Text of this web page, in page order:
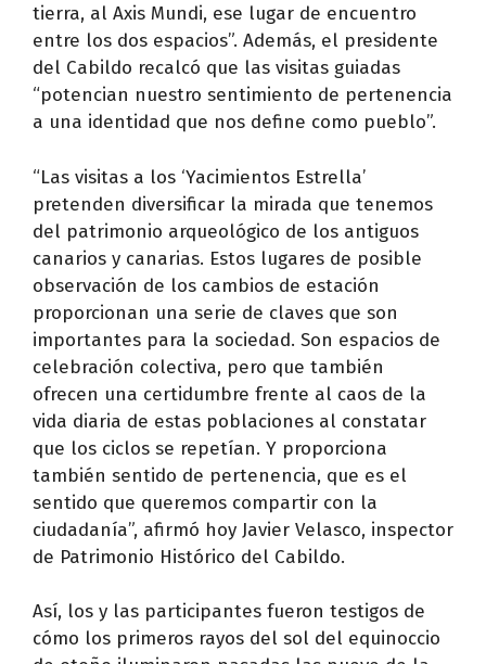
tierra, al Axis Mundi, ese lugar de encuentro
entre los dos espacios”. Además, el presidente
del Cabildo recalcó que las visitas guiadas
“potencian nuestro sentimiento de pertenencia
a una identidad que nos define como pueblo”.
“Las visitas a los ‘Yacimientos Estrella’
pretenden diversificar la mirada que tenemos
del patrimonio arqueológico de los antiguos
canarios y canarias. Estos lugares de posible
observación de los cambios de estación
proporcionan una serie de claves que son
importantes para la sociedad. Son espacios de
celebración colectiva, pero que también
ofrecen una certidumbre frente al caos de la
vida diaria de estas poblaciones al constatar
que los ciclos se repetían. Y proporciona
también sentido de pertenencia, que es el
sentido que queremos compartir con la
ciudadanía”, afirmó hoy Javier Velasco, inspector
de Patrimonio Histórico del Cabildo.
Así, los y las participantes fueron testigos de
cómo los primeros rayos del sol del equinoccio